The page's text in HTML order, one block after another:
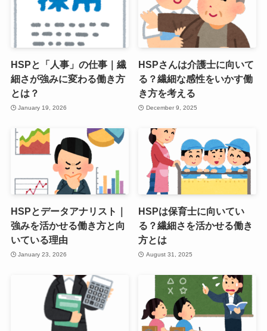
HSPと「人事」の仕事｜繊
細さが強みに変わる働き方
とは？
January 19, 2026
HSPさんは介護士に向いて
る？繊細な感性をいかす働
き方を考える
December 9, 2025
HSPとデータアナリスト｜
強みを活かせる働き方と向
いている理由
January 23, 2026
HSPは保育士に向いてい
る？繊細さを活かせる働き
方とは
August 31, 2025